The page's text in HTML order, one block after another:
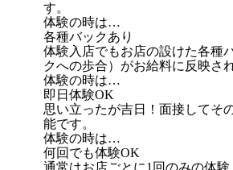
す。
体験の時は…
各種バックあり
体験入店でもお店の設けた各種
クへの歩合）がお給料に反映さ
体験の時は…
即日体験OK
思い立ったが吉日！面接してそ
能です。
体験の時は…
何回でも体験OK
通常はお店ごとに1回のみの体